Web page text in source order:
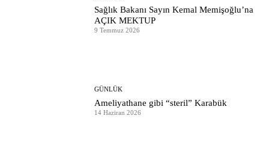
Sağlık Bakanı Sayın Kemal Memişoğlu’na
AÇIK MEKTUP
9 Temmuz 2026
GÜNLÜK
Ameliyathane gibi “steril” Karabük
14 Haziran 2026